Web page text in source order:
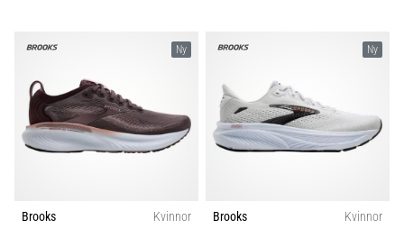
Ny
Brooks
Kvinnor
Ny
Brooks
Kvinnor